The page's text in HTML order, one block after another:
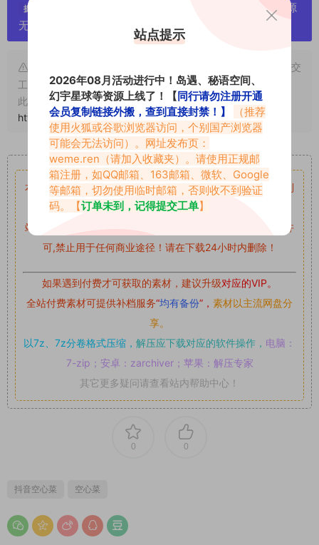
提示：
严禁搬运资源链接，一经发现封号处理，素材资源
无露点、需求请绕道，关闭本站网页！
申明：本文资源均来源网友分享，若侵犯了您的权限可以提交
工单处理。
此外本文章皆属于原创文章，转载请注明出处！原文链接：
https://www.abcjyw.com/17720.html
重要声明
本站资源均来自网络分享，如有侵犯你的权益请私信留言
收到
留言后，我们会第一时间进行审核后删除。
站内资源为网友个人学习或测试研究使用，未经原版权作者许
可,禁止用于任何商业途径！请在下载24小时内删除！
如果遇到付费才可获取的素材，建议升级对应的VIP。
全站付费素材可提供补档服务“均有备份”， 素材以主流网盘分
享。
以7z、7z分卷格式压缩， 解压应下载对应的软件操作， 电脑：
7-zip；安卓：zarchiver；苹果：解压专家
其它更多疑问请查看站内帮助中心！
0 0
抖音空心菜 空心菜
站点提示
2026年08月活动进行中！岛遇、秘语空间、
幻宇星球等资源上线了！【同行请勿注册开通
会员复制链接外搬，查到直接封禁！】
（推荐
使用火狐或谷歌浏览器访问，个别国产浏览器
可能会无法访问）。网址发布页：
weme.ren （请加入收藏夹）。请使用正规邮
箱注册，如QQ邮箱、163邮箱、微软、Google
等邮箱，切勿使用临时邮箱，否则收不到验证
码。【订单未到，记得提交工单】